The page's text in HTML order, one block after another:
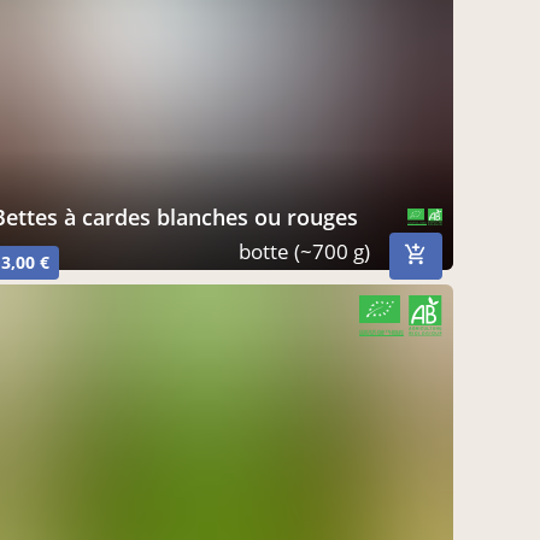
bettes à cardes blanches ou rouges
3,00 € botte (~700 g)
CERTIFIÉ PAR FR-BIO-01
AGRICULTURE FRANCE